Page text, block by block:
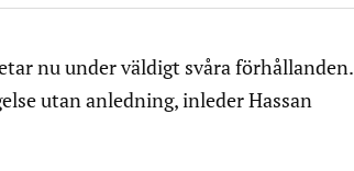
nu under väldigt svåra förhållanden.
utan anledning, inleder Hassan